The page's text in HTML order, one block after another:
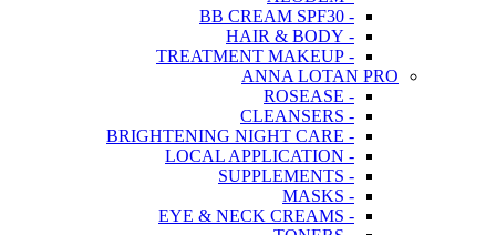
- BB CREAM SPF30
- HAIR & BODY
- TREATMENT MAKEUP
ANNA LOTAN PRO
- ROSEASE
- CLEANSERS
- BRIGHTENING NIGHT CARE
- LOCAL APPLICATION
- SUPPLEMENTS
- MASKS
- EYE & NECK CREAMS